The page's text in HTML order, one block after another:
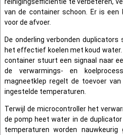
van de container schoon. Er is een
voor de afvoer.
De onderling verbonden duplicators
het effectief koelen met koud
container stuurt een signaal naar
de verwarmings- en
magneetklep regelt de toevoer
ingestelde temperaturen.
Terwijl de microcontroller het
de pomp heet water in de
temperaturen worden